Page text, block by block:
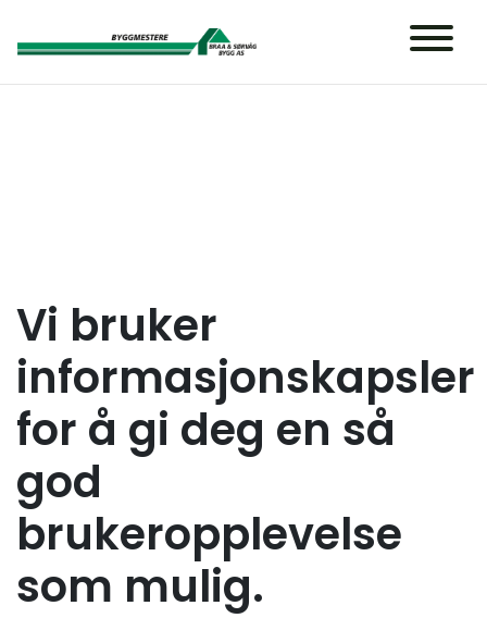
Main Navigation
Vi bruker
informasjonskapsler
for å gi deg en så
god
brukeropplevelse
som mulig.